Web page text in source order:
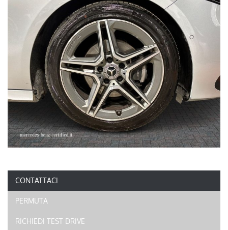
CONTATTACI
PERMUTA
RICHIEDI TEST DRIVE